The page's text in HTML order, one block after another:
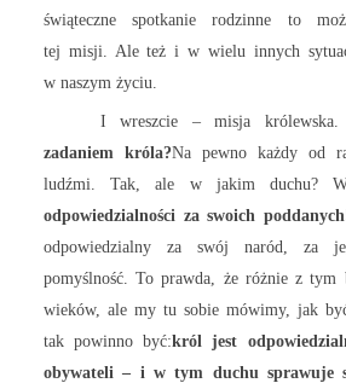
świąteczne spotkanie rodzinne to
tej misji. Ale też i w wielu innych
w naszym życiu.
I wreszcie – misja królewska.
zadaniem króla?Na pewno każdy od
ludźmi. Tak, ale w jakim duchu?
odpowiedzialności za swoich
odpowiedzialny za swój naród, za
pomyślność. To prawda, że różnie z tym
wieków, ale my tu sobie mówimy, jak
tak powinno być:król jest
obywateli – i w tym duchu sprawuje